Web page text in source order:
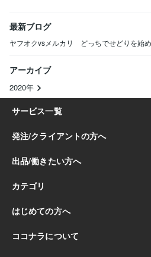
最新ブログ
ヤフオクvsメルカリ どっちでせどりを始
アーカイブ
2020年